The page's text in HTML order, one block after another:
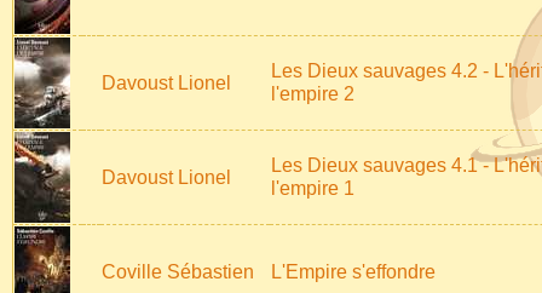
Davoust Lionel
Les Dieux sauvages 4.2 -
l'empire 2
Davoust Lionel
Les Dieux sauvages 4.1 -
l'empire 1
Coville Sébastien L'Empire s'effondre